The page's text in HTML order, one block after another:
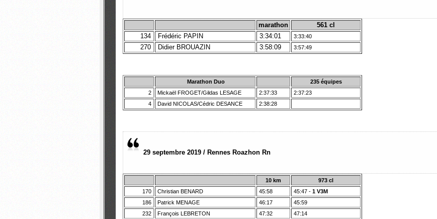
marathon
561 cl
134
Frédéric PAPIN 3:34:01 3:33:40
270 Didier BROUAZIN 3:58:09 3:57:49
Marathon Duo
235 équipes
2
Mickaël FROGET/Gildas LESAGE 2:37:33
2:37:23
4
David NICOLAS/Cédric DESANCE 2:38:28
29 septembre 2019 / Rennes Roazhon Rn
10 km
973 cl
170
Christian BENARD 45:58 45:47 -1 V3M
186
Patrick MENAGE 46:17
45:59
232
François LEBRETON 47:32 47:14